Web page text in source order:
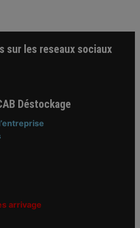
sur les reseaux sociaux
Déstockage
arrivage